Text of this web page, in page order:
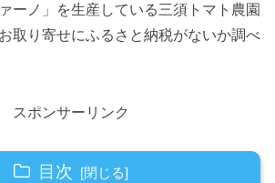
ーノ」を生産している三須トマト農園
取り寄せにふるさと納税がないか調べ
スポンサーリンク
目次